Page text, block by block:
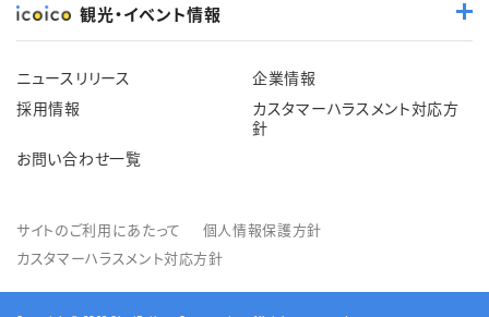
観光・イベント情報
ニュースリリース
企業情報
採用情報
カスタマーハラスメント対応方
針
お問い合わせ一覧
サイトのご利用にあたって
個人情報保護方針
カスタマーハラスメント対応方針